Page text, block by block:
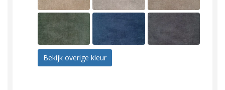
Bekijk overige kleur